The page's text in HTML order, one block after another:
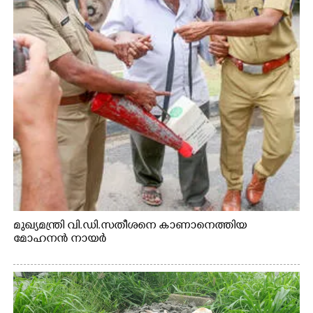
മുഖ്യമന്ത്രി വി.ഡി.സതീശനെ കാണാനെത്തിയ
മോഹനൻ നായർ